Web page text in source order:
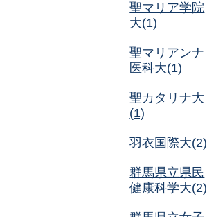
聖マリア学院
大(1)
聖マリアンナ
医科大(1)
聖カタリナ大
(1)
羽衣国際大(2)
群馬県立県民
健康科学大(2)